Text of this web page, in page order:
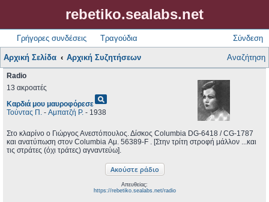
rebetiko.sealabs.net
Γρήγορες συνδέσεις Τραγούδια Σύνδεση
Αρχική Σελίδα Αρχική Συζητήσεων Αναζήτηση
Radio
13 ακροατές
Καρδιά μου μαυροφόρεσεpageview
Τούντας Π. - Αμπατζή Ρ. - 1938
Στο κλαρίνο ο Γιώργος Ανεστόπουλος. Δίσκος Columbia DG-6418 / CG-1787
και ανατύπωση στον Columbia Αμ. 56389-F . [Στην τρίτη στροφή μάλλον ...και
τις στράτες (όχι τράτες) αγναντεύω].
Απευθείας:
https://rebetiko.sealabs.net/radio